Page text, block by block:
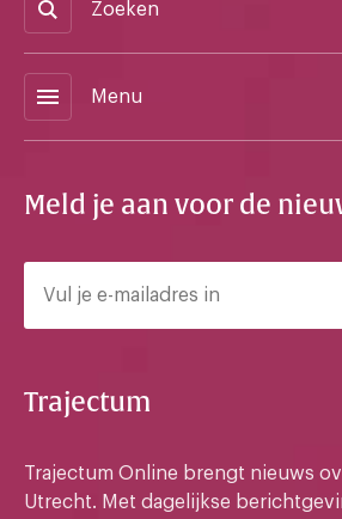
Zoeken
menu Menu
Meld je aan voor de
Trajectum
Trajectum Online brengt nieuws
Utrecht. Met dagelijkse